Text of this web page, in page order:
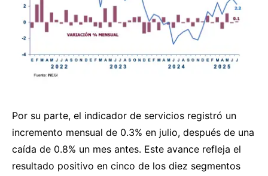
Por su parte, el indicador de servicios registró un
incremento mensual de 0.3% en julio, después de una
caída de 0.8% un mes antes. Este avance refleja el
resultado positivo en cinco de los diez segmentos